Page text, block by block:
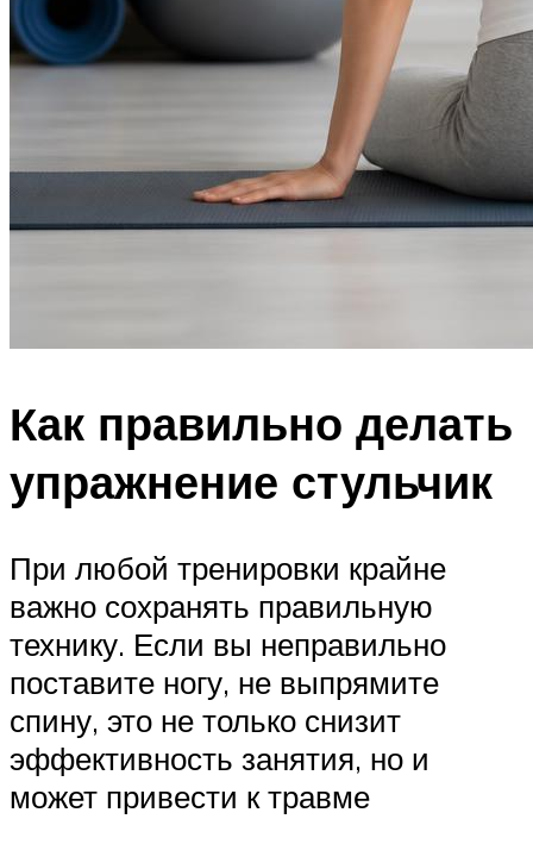
Как правильно делать
упражнение стульчик
При любой тренировки крайне
важно сохранять правильную
технику. Если вы неправильно
поставите ногу, не выпрямите
спину, это не только снизит
эффективность занятия, но и
может привести к травме